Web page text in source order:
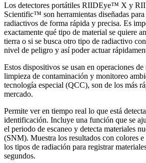
Los detectores portátiles RIIDEye™ X y
Scientific™ son herramientas diseñadas
radiactivos de forma rápida y precisa. Es
exactamente qué tipo de material se quiere
tierra o si se busca otro tipo de radiactivo
nivel de peligro y así poder actuar
Estos dispositivos se usan en operaciones
limpieza de contaminación y monitoreo
tecnología especial (QCC), son de los más
mercado.
Permite ver en tiempo real lo que está
identificación. Incluye una función que se
el periodo de escaneo y detecta materiales
(SNM). Muestra los resultados con colores
los tipos de radiación para registrar
segundos.